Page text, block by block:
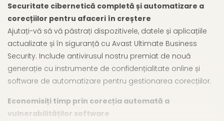
Securitate cibernetică completă și automatizare a
corecțiilor pentru afaceri în creștere
Ajutați-vă să vă păstrați dispozitivele, datele și aplicațiile
actualizate și în siguranță cu Avast Ultimate Business
Security. Include antivirusul nostru premiat de nouă
generație cu instrumente de confidențialitate online și
software de automatizare pentru gestionarea corecțiilor.
Economisiți timp prin corecția automată a
vulnerabilităților software